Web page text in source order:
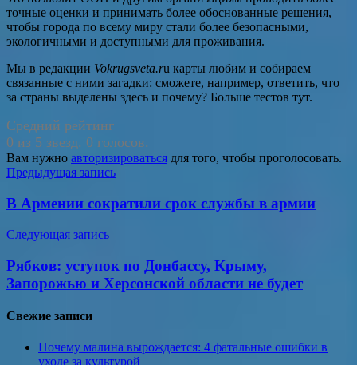
точные оценки и принимать более обоснованные решения,
чтобы города по всему миру стали более безопасными,
экологичными и доступными для проживания.
Мы в редакции Vokrugsveta.ru карты любим и собираем
связанные с ними загадки: сможете, например, ответить, что
за страны выделены здесь и почему? Больше тестов тут.
Средний рейтинг
0 из 5 звезд. 0 голосов.
Вам нужно авторизироваться для того, чтобы проголосовать.
Навигация
по
записям
Предыдущая запись
В Армении сократили cрок службы в армии
Следующая запись
Рябков: уступок по Донбассу, Крыму,
Запорожью и Херсонской области не будет
Свежие записи
Почему малина вырождается: 4 фатальные ошибки в
уходе за культурой